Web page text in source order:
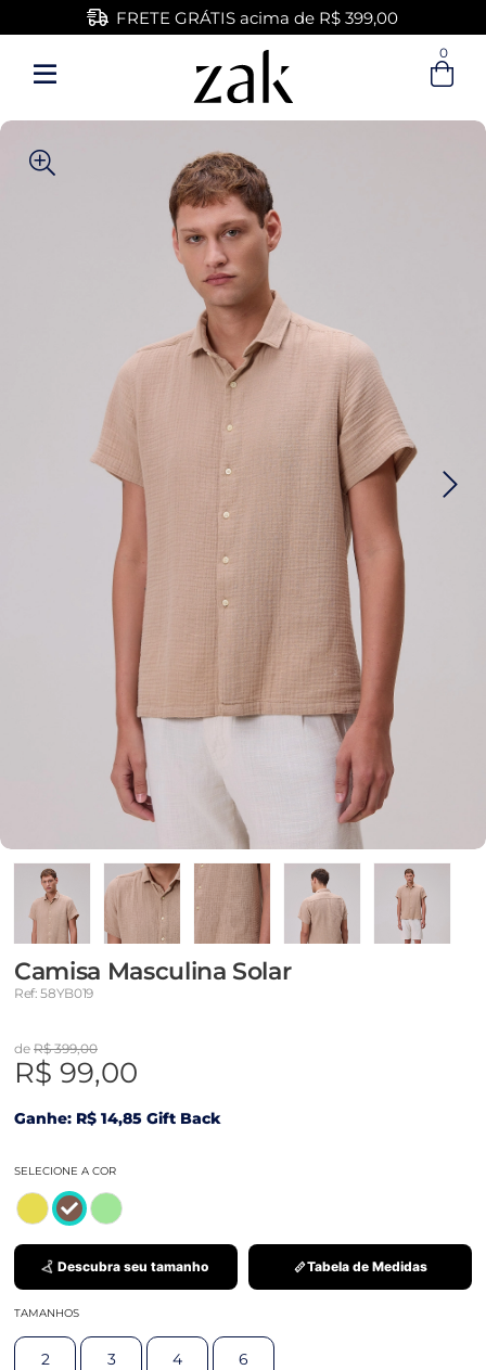
Entre com email ou cpf/cnpj
Criar nova conta
FRETE GRÁTIS acima de R$ 399,00
0
Camisa Masculina Solar
Ref: 58YB019
de R$ 399,00
R$ 99,00
Ganhe: R$ 14,85 Gift Back
SELECIONE A COR
Descubra seu tamanho Tabela de Medidas
TAMANHOS
2 3 4 6